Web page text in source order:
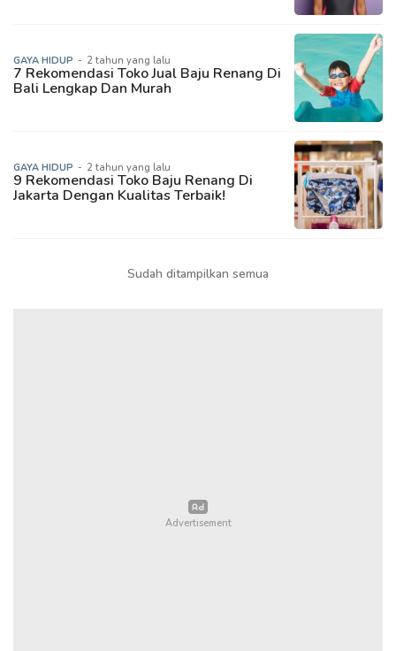
GAYA HIDUP - 2 tahun yang lalu
7 Rekomendasi Toko Jual Baju Renang Di
Bali Lengkap Dan Murah
GAYA HIDUP - 2 tahun yang lalu
9 Rekomendasi Toko Baju Renang Di
Jakarta Dengan Kualitas Terbaik!
Sudah ditampilkan semua